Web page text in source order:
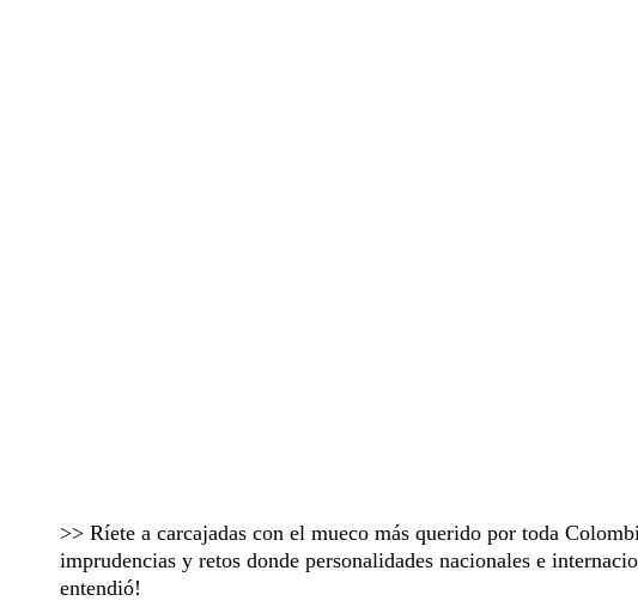
>> Ríete a carcajadas con el mueco más querido por toda
imprudencias y retos donde personalidades nacionales e
entendió!